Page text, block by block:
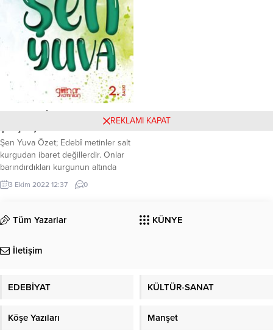
Şen Yuva (İnci YILMAZ
Şen Yuva Özet; Edebî metinler salt
kurgudan ibaret değillerdir. Onlar
barındırdıkları kurgunun altında
toplumda meydana gelen sorunları
da yer verirler. Böylelikle her
sahiptir esasında. İşte İnci Yılmaz
Şimşek’in birbirinden nadide
bu hüviyete nail olan eserlerdendir.
3 Ekim 2022 12:37 0
Tüm Yazarlar KÜNYE
İletişim
EDEBİYAT KÜLTÜR-SANAT
Köşe Yazıları Manşet
REKLAMI KAPAT